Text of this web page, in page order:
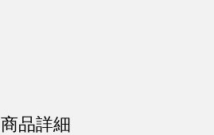
商品詳細